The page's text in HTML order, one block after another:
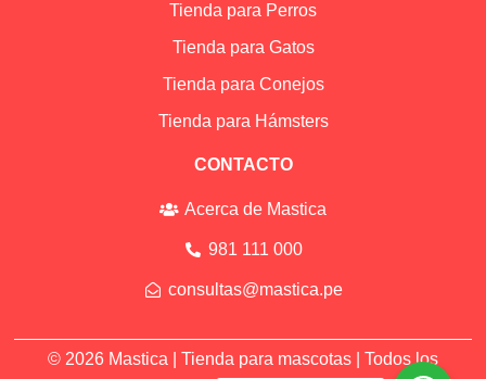
Tienda para Perros
Tienda para Gatos
Tienda para Conejos
Tienda para Hámsters
CONTACTO
Acerca de Mastica
981 111 000
consultas@mastica.pe
© 2026 Mastica | Tienda para mascotas | Todos los